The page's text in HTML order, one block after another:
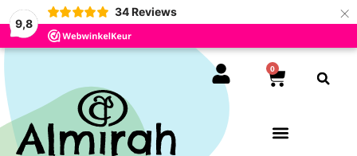
9,8
34 Reviews ×
0